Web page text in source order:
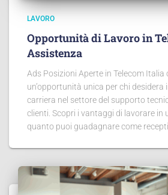
LAVORO
Opportunità di Lavoro in
Assistenza
Ads Posizioni Aperte in Telecom Italia
un’opportunità unica per chi desidera
carriera nel settore del supporto
clienti. Scopri i vantaggi di lavorare in
quanto puoi guadagnare come